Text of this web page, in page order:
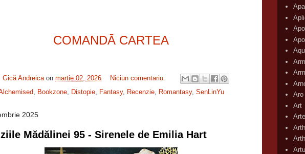
COMANDĂ CARTEA
Gică Andreica on martie 02, 2026
Niciun comentariu:
, Bookzone, Distopie, Fantasy, Recenzie, Romantasy, SenLinYu
2025
Mădălinei 95 - Sirenele de Emilia Hart
Art